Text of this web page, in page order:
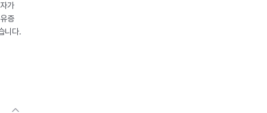
가
증
니다.